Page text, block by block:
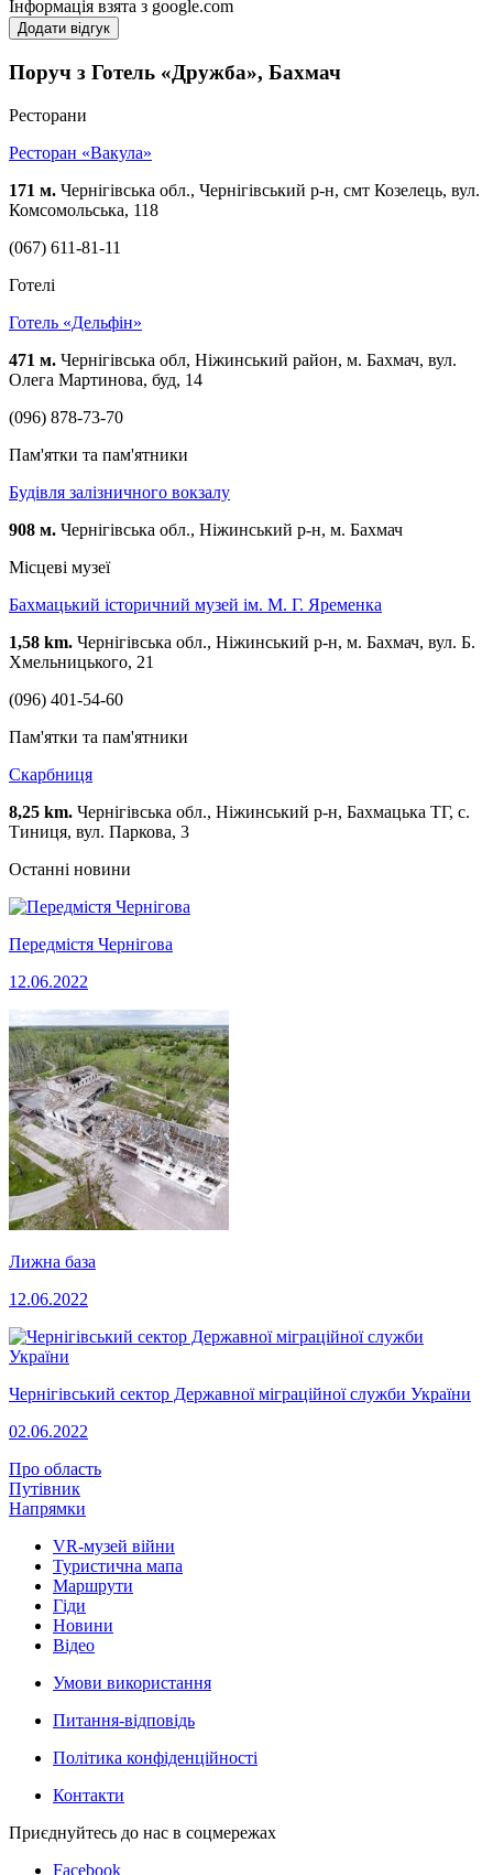
Інформація взята з google.com
Додати відгук
Поруч з Готель «Дружба», Бахмач
Ресторани
Ресторан «Вакула»
171 м. Чернігівська обл., Чернігівський р-н, смт Козелець, вул.
Комсомольська, 118
(067) 611-81-11
Готелі
Готель «Дельфін»
471 м. Чернігівська обл, Ніжинський район, м. Бахмач, вул.
Олега Мартинова, буд, 14
(096) 878-73-70
Пам'ятки та пам'ятники
Будівля залізничного вокзалу
908 м. Чернігівська обл., Ніжинський р-н, м. Бахмач
Місцеві музеї
Бахмацький історичний музей ім. М. Г. Яременка
1,58 km. Чернігівська обл., Ніжинський р-н, м. Бахмач, вул. Б.
Хмельницького, 21
(096) 401-54-60
Пам'ятки та пам'ятники
Скарбниця
8,25 km. Чернігівська обл., Ніжинський р-н, Бахмацька ТГ, с.
Тиниця, вул. Паркова, 3
Останні новини
Передмістя Чернігова
12.06.2022
Лижна база
12.06.2022
Чернігівський сектор Державної міграційної служби України
02.06.2022
Про область
Путівник
Напрямки
VR-музей війни
Туристична мапа
Маршрути
Гіди
Новини
Відео
Умови використання
Питання-відповідь
Політика конфіденційності
Контакти
Приєднуйтесь до нас в соцмережах
Facebook